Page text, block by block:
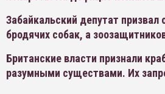
Забайкальский депутат призвал
бродячих собак, а
Британские власти признали
разумными существами. Их